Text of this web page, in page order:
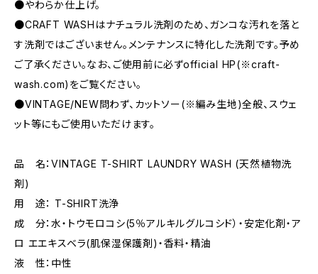
●やわらか仕上げ。
●CRAFT WASHはナチュラル洗剤のため、ガンコな汚れを落と
す洗剤ではございません。メンテナンスに特化した洗剤です。予め
ご了承ください。なお、ご使用前に必ずofficial HP(※craft-
wash.com)をご覧ください。
●VINTAGE/NEW問わず、カットソー(※編み生地)全般、スウェ
ット等にもご使用いただけます。
品 名：VINTAGE T-SHIRT LAUNDRY WASH (天然植物洗
剤)
用 途： T-SHIRT洗浄
成 分：水・トウモロコシ(5％アルキルグルコシド）・安定化剤・ア
ロ エエキスベラ(肌保湿保護剤)・香料・精油
液 性：中性